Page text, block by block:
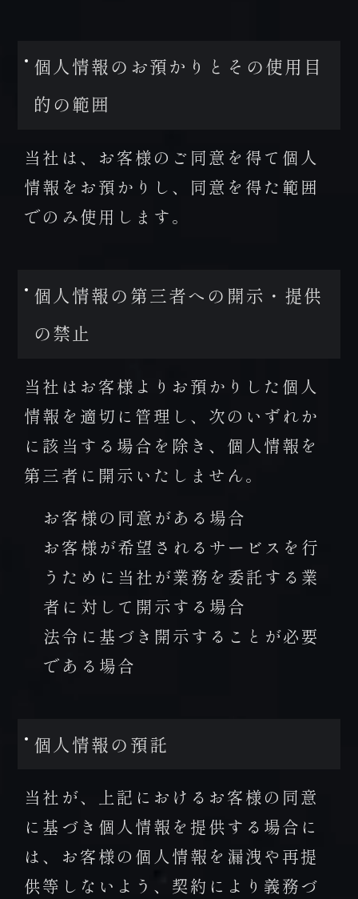
個人情報のお預かりとその使用目
的の範囲
当社は、お客様のご同意を得て個人
情報をお預かりし、同意を得た範囲
でのみ使用します。
個人情報の第三者への開示・提供
の禁止
当社はお客様よりお預かりした個人
情報を適切に管理し、次のいずれか
に該当する場合を除き、個人情報を
第三者に開示いたしません。
お客様の同意がある場合
お客様が希望されるサービスを行
うために当社が業務を委託する業
者に対して開示する場合
法令に基づき開示することが必要
である場合
個人情報の預託
当社が、上記におけるお客様の同意
に基づき個人情報を提供する場合に
は、お客様の個人情報を漏洩や再提
供等しないよう、契約により義務づ